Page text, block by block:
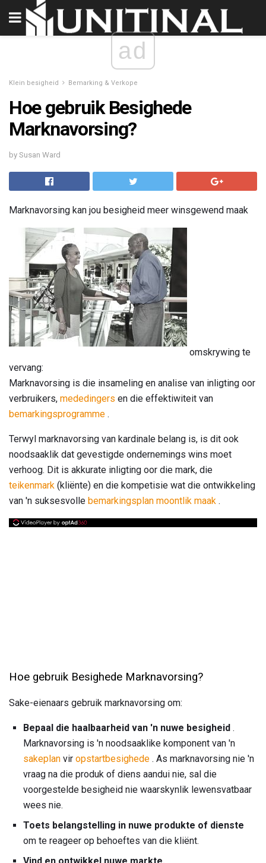
ad
Klein besigheid Bemarking & Verkope
Hoe gebruik Besighede
Marknavorsing?
by Susan Ward
Marknavorsing kan jou besigheid meer winsgewend maak
omskrywing te
vervang:
Marknavorsing is die insameling en analise van inligting oor
verbruikers, mededingers en die effektiwiteit van
bemarkingsprogramme .
Terwyl marknavorsing van kardinale belang is, is dit ook
noodsaaklik dat gevestigde ondernemings wins moet
verhoog. Dit is akkurate inligting oor die mark, die
teikenmark (kliënte) en die kompetisie wat die ontwikkeling
van 'n suksesvolle bemarkingsplan moontlik maak .
Hoe gebruik Besighede Marknavorsing?
Sake-eienaars gebruik marknavorsing om:
Bepaal die haalbaarheid van 'n nuwe besigheid .
Marknavorsing is 'n noodsaaklike komponent van 'n
sakeplan vir opstartbesighede . As marknavorsing nie 'n
vraag na die produk of diens aandui nie, sal die
voorgestelde besigheid nie waarskynlik lewensvatbaar
wees nie.
Toets belangstelling in nuwe produkte of dienste
om te reageer op behoeftes van die kliënt.